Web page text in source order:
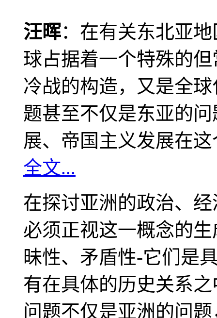
汪晖：在有关东北亚
球占据着一个特殊的
冷战的构造，又是全
题甚至不仅是东亚的
展、帝国主义发展在
全文...
在探讨亚洲的政治、
必须正视这一概念的
昧性、矛盾性-它们是
有在具体的历史关系
问题不仅是亚洲的问